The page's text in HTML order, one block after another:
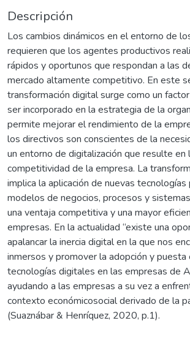
Descripción
Los cambios dinámicos en el entorno de
requieren que los agentes productivos
rápidos y oportunos que respondan a las
mercado altamente competitivo. En este
transformación digital surge como un
ser incorporado en la estrategia de la
permite mejorar el rendimiento de la
los directivos son conscientes de la
un entorno de digitalización que resulte en
competitividad de la empresa. La
implica la aplicación de nuevas tecnologías
modelos de negocios, procesos y
una ventaja competitiva y una mayor
empresas. En la actualidad “existe una
apalancar la inercia digital en la que nos
inmersos y promover la adopción y puesta
tecnologías digitales en las empresas de
ayudando a las empresas a su vez a
contexto económicosocial derivado de la
(Suaznábar & Henríquez, 2020, p.1).